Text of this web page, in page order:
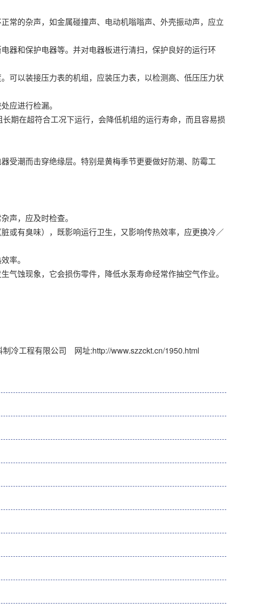
常的杂声，如金属碰撞声、电动机嗡嗡声、外壳振动声，应立
器和保护电器等。并对电器板进行清扫，保护良好的运行环
可以装接压力表的机组，应装压力表，以检测高、低压压力状
应进行检漏。
期在超符合工况下运行，会降低机组的运行寿命，而且容易损
受潮而击穿绝缘层。特别是黄梅季节更要做好防潮、防霉工
声，应及时检查。
或有臭味），既影响运行卫生，又影响传热效率，应更换冷／
率。
蚀现象，它会损伤零件，降低水泵寿命经常作抽空气作业。
制冷工程有限公司 网址:http://www.szzckt.cn/1950.html